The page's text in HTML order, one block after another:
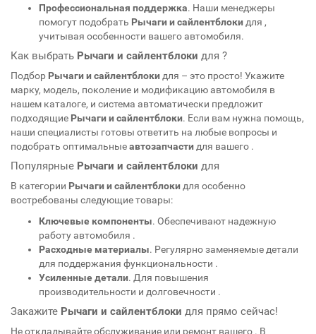
Профессиональная поддержка. Наши менеджеры
помогут подобрать Рычаги и сайлентблоки для ,
учитывая особенности вашего автомобиля.
Как выбрать Рычаги и сайлентблоки для ?
Подбор Рычаги и сайлентблоки для – это просто! Укажите
марку, модель, поколение и модификацию автомобиля в
нашем каталоге, и система автоматически предложит
подходящие Рычаги и сайлентблоки. Если вам нужна помощь,
наши специалисты готовы ответить на любые вопросы и
подобрать оптимальныеавтозапчасти для вашего .
Популярные Рычаги и сайлентблоки для
В категории Рычаги и сайлентблоки для особенно
востребованы следующие товары:
Ключевые компоненты. Обеспечивают надежную
работу автомобиля .
Расходные материалы. Регулярно заменяемые детали
для поддержания функциональности .
Усиленные детали. Для повышения
производительности и долговечности .
Закажите Рычаги и сайлентблоки для прямо сейчас!
Не откладывайте обслуживание или ремонт вашего . В